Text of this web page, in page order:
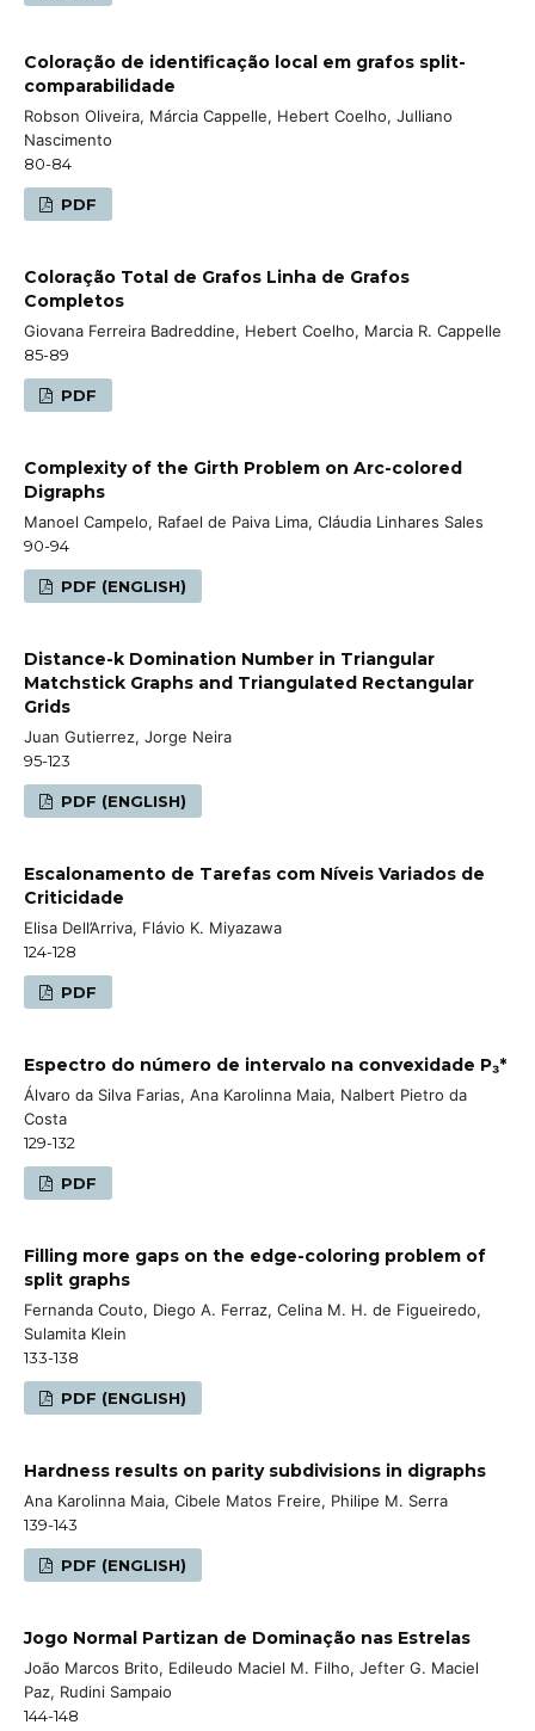
Coloração de identificação local em grafos split-
comparabilidade
Robson Oliveira, Márcia Cappelle, Hebert Coelho, Julliano
Nascimento
80-84
PDF
Coloração Total de Grafos Linha de Grafos
Completos
Giovana Ferreira Badreddine, Hebert Coelho, Marcia R. Cappelle
85-89
PDF
Complexity of the Girth Problem on Arc-colored
Digraphs
Manoel Campelo, Rafael de Paiva Lima, Cláudia Linhares Sales
90-94
PDF (ENGLISH)
Distance-k Domination Number in Triangular
Matchstick Graphs and Triangulated Rectangular
Grids
Juan Gutierrez, Jorge Neira
95-123
PDF (ENGLISH)
Escalonamento de Tarefas com Níveis Variados de
Criticidade
Elisa Dell’Arriva, Flávio K. Miyazawa
124-128
PDF
Espectro do número de intervalo na convexidade P₃*
Álvaro da Silva Farias, Ana Karolinna Maia, Nalbert Pietro da
Costa
129-132
PDF
Filling more gaps on the edge-coloring problem of
split graphs
Fernanda Couto, Diego A. Ferraz, Celina M. H. de Figueiredo,
Sulamita Klein
133-138
PDF (ENGLISH)
Hardness results on parity subdivisions in digraphs
Ana Karolinna Maia, Cibele Matos Freire, Philipe M. Serra
139-143
PDF (ENGLISH)
Jogo Normal Partizan de Dominação nas Estrelas
João Marcos Brito, Edileudo Maciel M. Filho, Jefter G. Maciel
Paz, Rudini Sampaio
144-148